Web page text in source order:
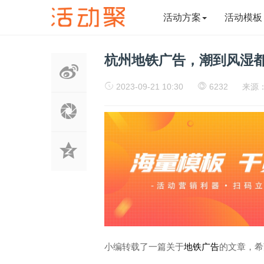
活动方案 活动模板
杭州地铁广告，潮到风湿
2023-09-21 10:30 6232 来源
小编转载了一篇关于地铁广告的文章，